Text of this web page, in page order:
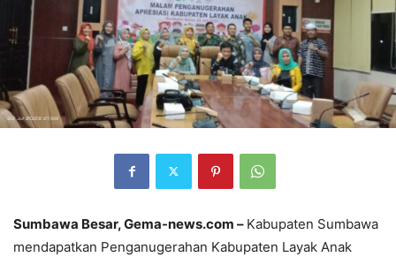
Sumbawa Besar, Gema-news.com – Kabupaten Sumbawa
mendapatkan Penganugerahan Kabupaten Layak Anak